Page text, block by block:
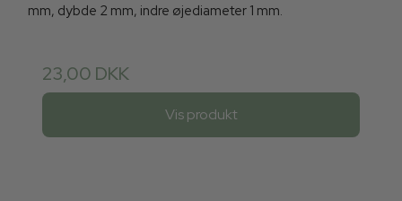
mm, dybde 2 mm, indre øjediameter 1 mm.
23,00 DKK
Vis produkt